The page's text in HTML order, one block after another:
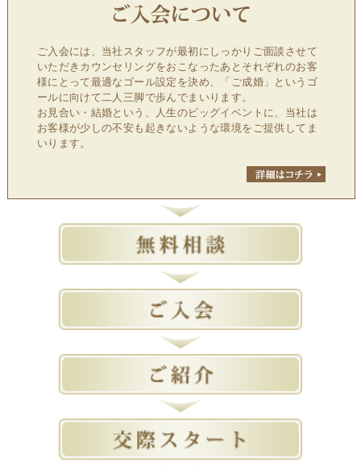
ご入会には、当社スタッフが最初にしっかりご面談させて
いただきカウンセリングをおこなったあとそれぞれのお客
様にとって最適なゴール設定を決め、「ご成婚」というゴ
ールに向けて二人三脚で歩んでまいります。
お見合い・結婚という、人生のビッグイベントに、当社は
お客様が少しの不安も起きないような環境をご提供してま
いります。